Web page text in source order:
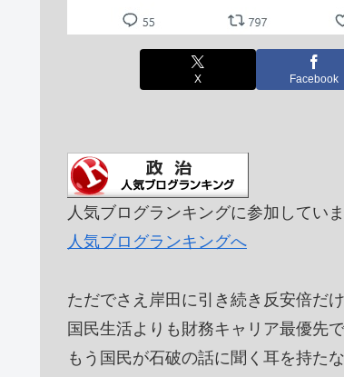
X Facebook
人気ブログランキングに参加していま
人気ブログランキングへ
ただでさえ岸田に引き続き反安倍だ
国民生活よりも財務キャリア最優先で
もう国民が石破の話に聞く耳を持た